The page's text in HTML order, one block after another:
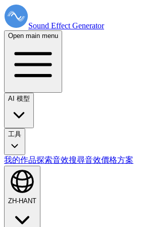
Sound Effect Generator
Open main menu
AI 模型
工具
我的作品探索音效搜尋音效價格方案
ZH-HANT